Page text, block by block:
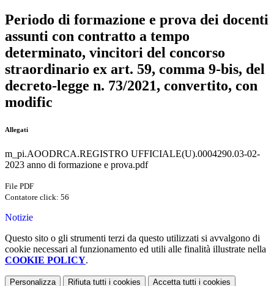
Periodo di formazione e prova dei docenti
assunti con contratto a tempo
determinato, vincitori del concorso
straordinario ex art. 59, comma 9-bis, del
decreto-legge n. 73/2021, convertito, con
modific
Allegati
m_pi.AOODRCA.REGISTRO UFFICIALE(U).0004290.03-02-
2023 anno di formazione e prova.pdf
File PDF
Contatore click: 56
Notizie
Questo sito o gli strumenti terzi da questo utilizzati si avvalgono di
cookie necessari al funzionamento ed utili alle finalità illustrate nella
COOKIE POLICY.
Personalizza Rifiuta tutti i cookies Accetta tutti i cookies